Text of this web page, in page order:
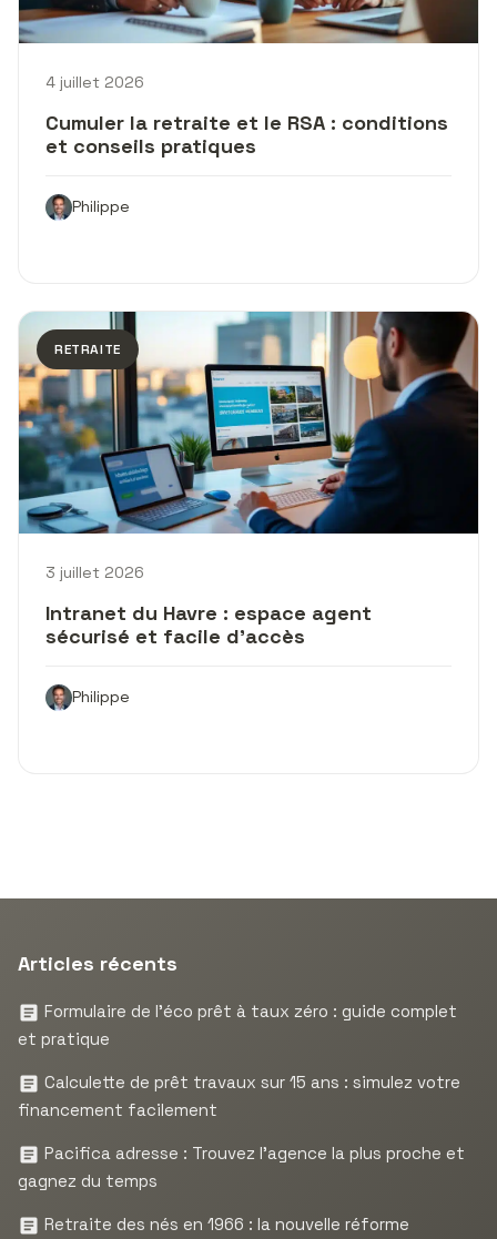
4 juillet 2026
Cumuler la retraite et le RSA : conditions
et conseils pratiques
Philippe
RETRAITE
3 juillet 2026
Intranet du Havre : espace agent
sécurisé et facile d’accès
Philippe
Articles récents
Formulaire de l’éco prêt à taux zéro : guide complet
et pratique
Calculette de prêt travaux sur 15 ans : simulez votre
financement facilement
Pacifica adresse : Trouvez l’agence la plus proche et
gagnez du temps
Retraite des nés en 1966 : la nouvelle réforme